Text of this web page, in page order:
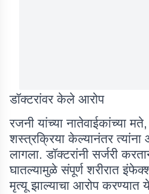
डॉक्टरांवर केले आरोप
रजनी यांच्या नातेवाईकांच्या
शस्त्रक्रिया केल्यानंतर त्यांना
लागला. डॉक्टरांनी सर्जरी
घातल्यामुळे संपूर्ण शरीरात
मृत्यू झाल्याचा आरोप करण्यात